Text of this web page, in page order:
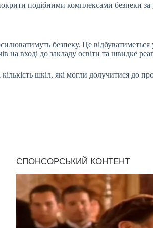
подібними комплексами безпеки за
безпеку. Це відбуватиметься
на вході до закладу освіти та швидке
шкіл, які могли долучитися до